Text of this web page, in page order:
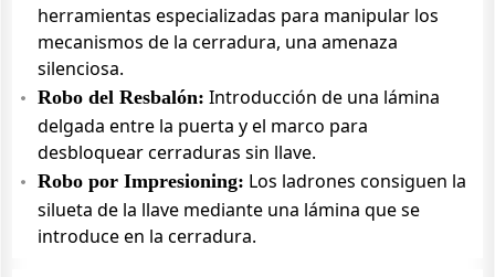
herramientas especializadas para manipular los
mecanismos de la cerradura, una amenaza
silenciosa.
Robo del Resbalón: Introducción de una lámina
delgada entre la puerta y el marco para
desbloquear cerraduras sin llave.
Robo por Impresioning: Los ladrones consiguen la
silueta de la llave mediante una lámina que se
introduce en la cerradura.